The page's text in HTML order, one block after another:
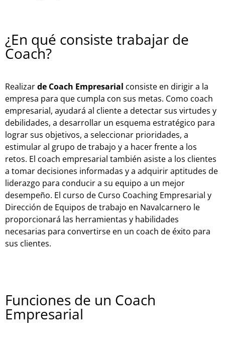
¿En qué consiste trabajar de
Coach?
Realizarde Coach Empresarial consiste en dirigir a la
empresa para que cumpla con sus metas. Como coach
empresarial, ayudará al cliente a detectar sus virtudes y
debilidades, a desarrollar un esquema estratégico para
lograr sus objetivos, a seleccionar prioridades, a
estimular al grupo de trabajo y a hacer frente a los
retos. El coach empresarial también asiste a los clientes
a tomar decisiones informadas y a adquirir aptitudes de
liderazgo para conducir a su equipo a un mejor
desempeño. El curso de Curso Coaching Empresarial y
Dirección de Equipos de trabajo en Navalcarnero le
proporcionará las herramientas y habilidades
necesarias para convertirse en un coach de éxito para
sus clientes.
Funciones de un Coach
Empresarial